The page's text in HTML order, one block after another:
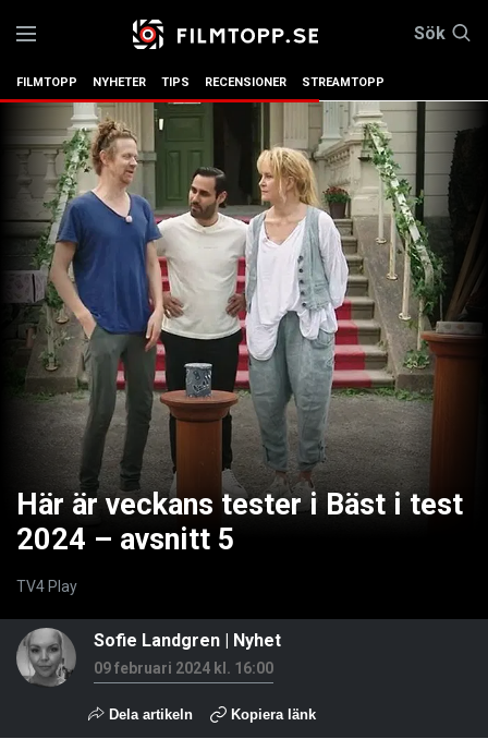
Sök
FILMTOPP NYHETER TIPS RECENSIONER STREAMTOPP
Här är veckans tester i Bäst i test
2024 – avsnitt 5
TV4 Play
Sofie Landgren | Nyhet
09 februari 2024 kl. 16:00
Dela artikeln Kopiera länk